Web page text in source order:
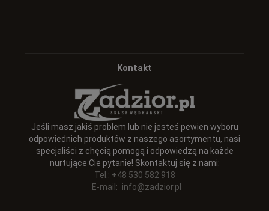
Kontakt
Jeśli masz jakiś problem lub nie jesteś pewien wyboru
odpowiednich produktów z naszego asortymentu, nasi
specjaliści z chęcią pomogą i odpowiedzą na każde
nurtujące Cie pytanie! Skontaktuj się z nami:
Tel.: +48 530 582 918
E-mail: info@zadzior.pl